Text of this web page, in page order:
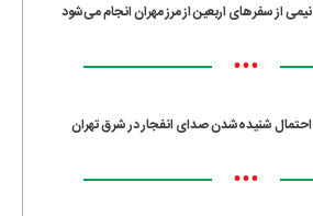
نیمی از سفرهای اربعین از مرز مهران انجام می‌شود
•••
احتمال شنیده‌شدن صدای انفجار در شرق تهران
•••